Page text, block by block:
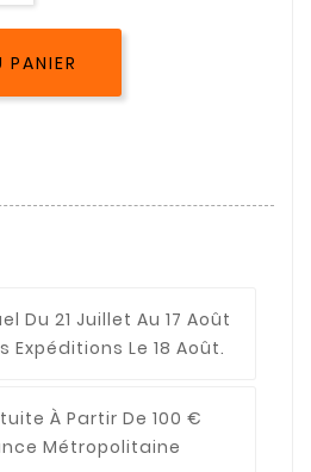
PANIER
Du 21 Juillet Au 17 Août
Expéditions Le 18 Août.
À Partir De 100 €
Métropolitaine